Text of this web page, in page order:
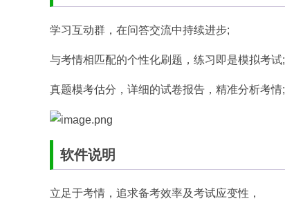
学习互动群，在问答交流中持续进步;
与考情相匹配的个性化刷题，练习即是模拟考试;
真题模考估分，详细的试卷报告，精准分析考情;
软件说明
立足于考情，追求备考效率及考试应变性，